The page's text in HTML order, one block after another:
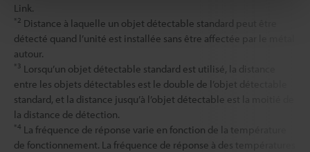
Link.
*2 Distance à laquelle un objet détectable standard peut être
détecté quand l’unité est installée sans être affectée par le métal
autour.
*3 Lorsqu’un objet détectable standard est utilisé, la distance
entre les objets détectables est le double de l’objet détectable
standard, et la distance jusqu’à l’objet détectable est la moitié de
la distance de détection.
*4 La fréquence de réponse varie en fonction de la température
de fonctionnement. La fréquence de réponse à des températures